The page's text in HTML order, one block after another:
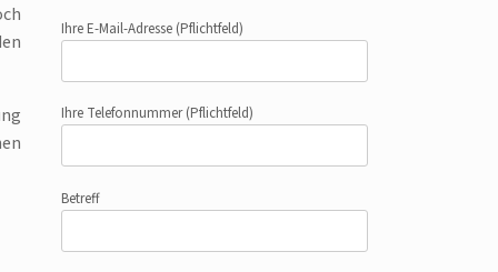
Ihre E-Mail-Adresse (Pflichtfeld)
Ihre Telefonnummer(Pflichtfeld)
Betreff